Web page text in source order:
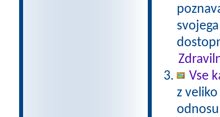
Vse
z